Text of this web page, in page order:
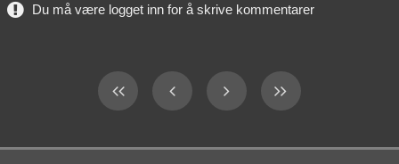
Du må være logget inn for å skrive kommentarer